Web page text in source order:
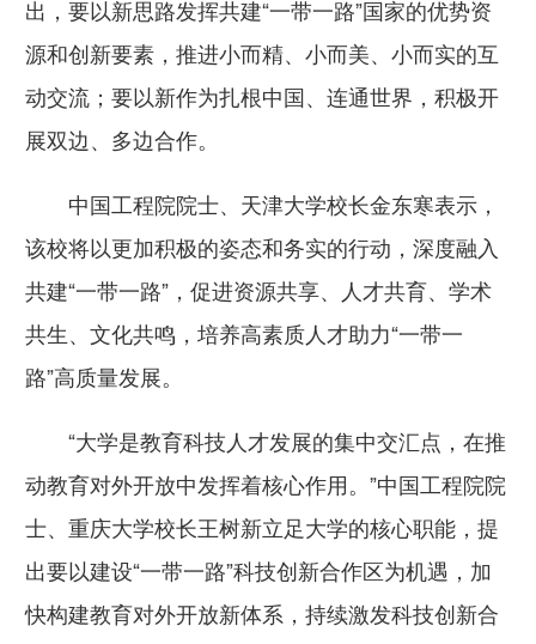
出，要以新思路发挥共建“一带一路”国家的优势资
源和创新要素，推进小而精、小而美、小而实的互
动交流；要以新作为扎根中国、连通世界，积极开
展双边、多边合作。
中国工程院院士、天津大学校长金东寒表示，
该校将以更加积极的姿态和务实的行动，深度融入
共建“一带一路”，促进资源共享、人才共育、学术
共生、文化共鸣，培养高素质人才助力“一带一
路”高质量发展。
“大学是教育科技人才发展的集中交汇点，在推
动教育对外开放中发挥着核心作用。”中国工程院院
士、重庆大学校长王树新立足大学的核心职能，提
出要以建设“一带一路”科技创新合作区为机遇，加
快构建教育对外开放新体系，持续激发科技创新合